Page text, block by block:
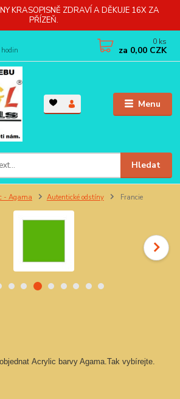
KRASOPISNĚ ZDRAVÍ A DĚKUJE 16X ZA
PŘÍZEŇ.
Menu
Hledat
0 ks
za 0,00 CZK
- Agama Autentické odstíny Francie
Acrylic barvy Agama.Tak vybírejte.